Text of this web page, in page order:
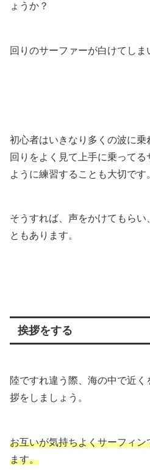
ょうか？
回りのサーファーが白けてしま
初心者はいきなり多くの波に乗
回りをよく見て上手に乗って
ように練習することも大切です
そうすれば、声をかけてもらい
ともあります。
挨拶をする
陸ですれ違う際、海の中で近
拶をしましょう。
お互いが気持ちよくサーフィ
ます。